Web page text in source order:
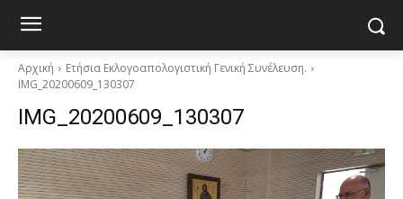
Αρχική
Ετήσια Εκλογοαπολογιστική Γενική Συνέλευση.
IMG_20200609_130307
IMG_20200609_130307